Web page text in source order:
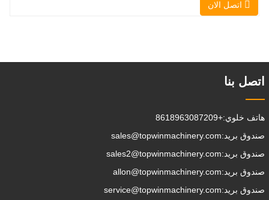
الإمساك ، الدفع ، تخفيف التربة ، الخنادق
التي تختار القيام بها.يمكن
اتصل الان
اتصل بنا
هاتف خلوي:+8618963087209
صندوق بريد:sales@topwinmachinery.com
صندوق بريد:sales2@topwinmachinery.com
صندوق بريد:allon@topwinmachinery.com
صندوق بريد:service@topwinmachinery.com